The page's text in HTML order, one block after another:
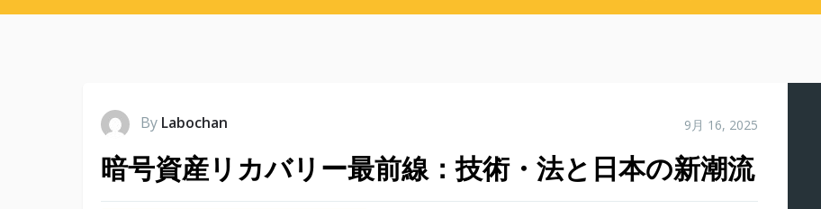
By Labochan 9月 16, 2025
暗号資産リカバリー最前線：技術・法と日本の新潮流